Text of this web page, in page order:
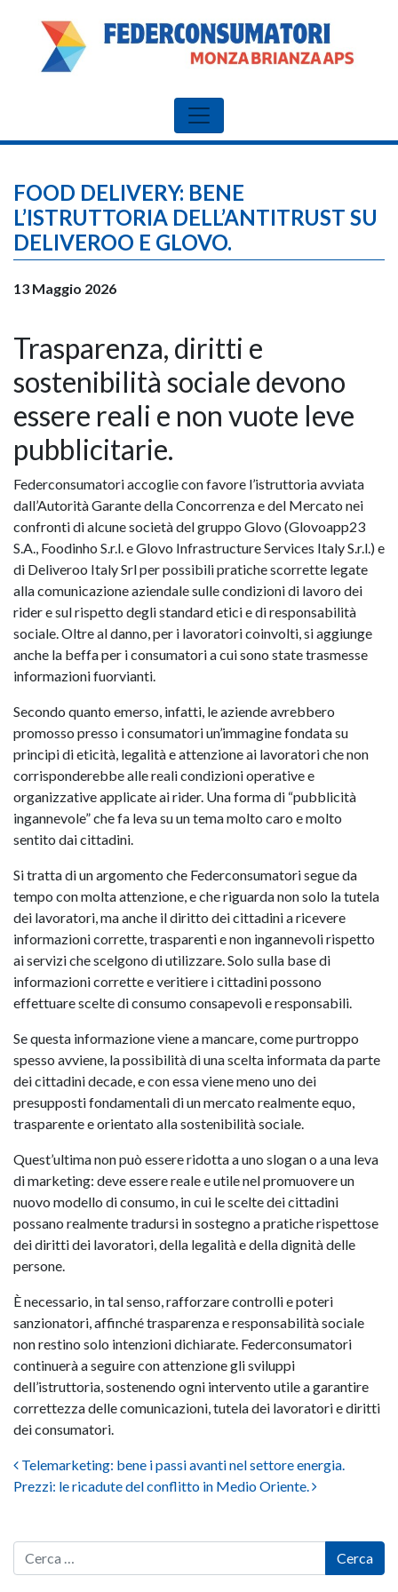
FOOD DELIVERY: BENE
L’ISTRUTTORIA DELL’ANTITRUST SU
DELIVEROO E GLOVO.
13 Maggio 2026
Trasparenza, diritti e
sostenibilità sociale devono
essere reali e non vuote leve
pubblicitarie.
Federconsumatori accoglie con favore l’istruttoria avviata
dall’Autorità Garante della Concorrenza e del Mercato nei
confronti di alcune società del gruppo Glovo (Glovoapp23
S.A., Foodinho S.r.l. e Glovo Infrastructure Services Italy S.r.l.) e
di Deliveroo Italy Srl per possibili pratiche scorrette legate
alla comunicazione aziendale sulle condizioni di lavoro dei
rider e sul rispetto degli standard etici e di responsabilità
sociale. Oltre al danno, per i lavoratori coinvolti, si aggiunge
anche la beffa per i consumatori a cui sono state trasmesse
informazioni fuorvianti.
Secondo quanto emerso, infatti, le aziende avrebbero
promosso presso i consumatori un’immagine fondata su
principi di eticità, legalità e attenzione ai lavoratori che non
corrisponderebbe alle reali condizioni operative e
organizzative applicate ai rider. Una forma di “pubblicità
ingannevole” che fa leva su un tema molto caro e molto
sentito dai cittadini.
Si tratta di un argomento che Federconsumatori segue da
tempo con molta attenzione, e che riguarda non solo la tutela
dei lavoratori, ma anche il diritto dei cittadini a ricevere
informazioni corrette, trasparenti e non ingannevoli rispetto
ai servizi che scelgono di utilizzare. Solo sulla base di
informazioni corrette e veritiere i cittadini possono
effettuare scelte di consumo consapevoli e responsabili.
Se questa informazione viene a mancare, come purtroppo
spesso avviene, la possibilità di una scelta informata da parte
dei cittadini decade, e con essa viene meno uno dei
presupposti fondamentali di un mercato realmente equo,
trasparente e orientato alla sostenibilità sociale.
Quest’ultima non può essere ridotta a uno slogan o a una leva
di marketing: deve essere reale e utile nel promuovere un
nuovo modello di consumo, in cui le scelte dei cittadini
possano realmente tradursi in sostegno a pratiche rispettose
dei diritti dei lavoratori, della legalità e della dignità delle
persone.
È necessario, in tal senso, rafforzare controlli e poteri
sanzionatori, affinché trasparenza e responsabilità sociale
non restino solo intenzioni dichiarate. Federconsumatori
continuerà a seguire con attenzione gli sviluppi
dell’istruttoria, sostenendo ogni intervento utile a garantire
correttezza delle comunicazioni, tutela dei lavoratori e diritti
dei consumatori.
Post navigation
Telemarketing: bene i passi avanti nel settore energia.
Prezzi: le ricadute del conflitto in Medio Oriente.
Cerca